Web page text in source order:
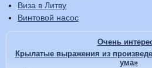
Виза в Литву
Винтовой насос
Очень
Крылатые выражения из
ума»